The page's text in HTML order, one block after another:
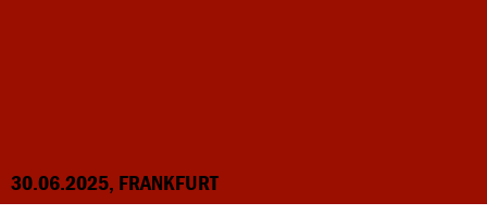
30.06.2025, FRANKFURT